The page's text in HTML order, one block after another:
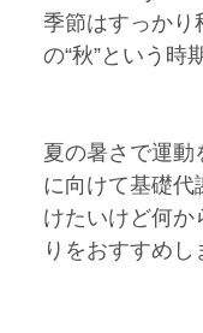
季節はすっかり
の“秋”という時
夏の暑さで運動
に向けて基礎
けたいけど何か
りをおすすめし